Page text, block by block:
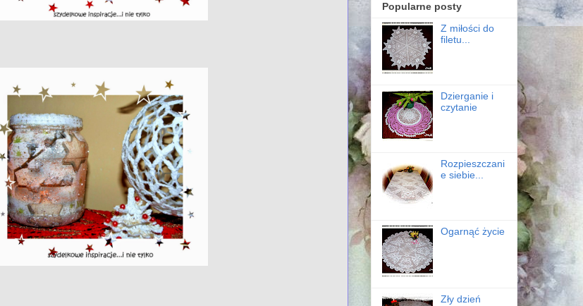
Popularne posty
Z miłości do
filetu...
Dzierganie i
czytanie
Rozpieszczani
e siebie...
Ogarnąć życie
Zły dzień